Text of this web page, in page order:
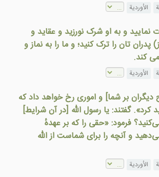
الأوردية
نماييد و به او شرک نورزيد و عقايد و
تان را ترک کنيد؛ و ما را به نماز و
کند.
الأوردية
بر شما] و اموری رخ خواهد داد که
کرد». گفتند: یا رسول الله [در آن شرایط]
فرمود: «حقی را که بر عهدهٔ
و آنچه را برای شماست از الله
الأوردية